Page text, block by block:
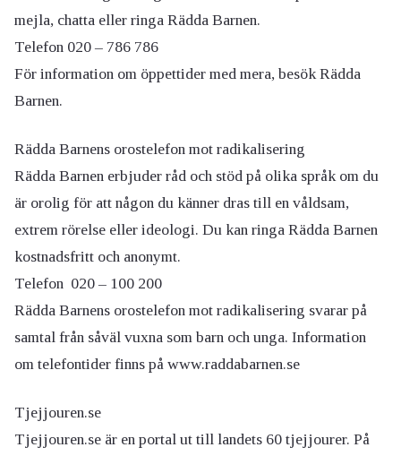
mejla, chatta eller ringa Rädda Barnen.
Telefon 020 – 786 786
För information om öppettider med mera, besök Rädda
Barnen.
Rädda Barnens orostelefon mot radikalisering
Rädda Barnen erbjuder råd och stöd på olika språk om du
är orolig för att någon du känner dras till en våldsam,
extrem rörelse eller ideologi. Du kan ringa Rädda Barnen
kostnadsfritt och anonymt.
Telefon 020 – 100 200
Rädda Barnens orostelefon mot radikalisering svarar på
samtal från såväl vuxna som barn och unga. Information
om telefontider finns på www.raddabarnen.se
Tjejjouren.se
Tjejjouren.se är en portal ut till landets 60 tjejjourer. På